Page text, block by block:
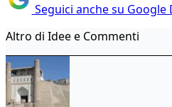
Seguici anche su Google
Altro di Idee e Commenti